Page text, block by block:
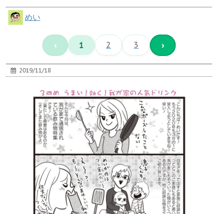
めい
‹ 1 2 3 ›
2019/11/18